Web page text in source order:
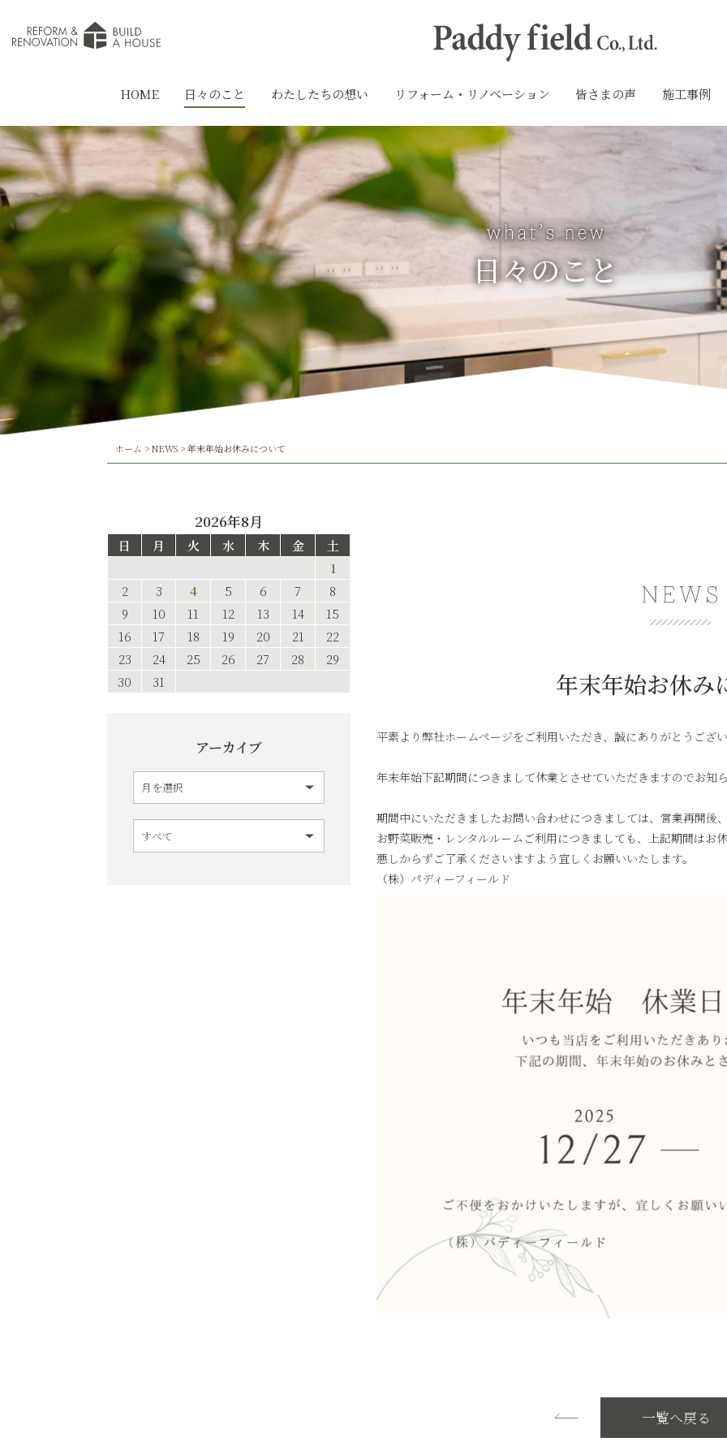
HOME 日々のこと わたしたちの想い リフォーム・リノベーション 皆さまの声 施工事例
日々のこと
ホーム >NEWS>年末年始お休みについて
年末年始お休み
平素より弊社ホームページをご利用いただき、誠にありがとうござ
年末年始下記期間につきまして休業とさせていただきますのでお知
期間中にいただきましたお問い合わせにつきましては、営業再開後
お野菜販売・レンタルルームご利用につきましても、上記期間はお
悪しからずご了承くださいますよう宜しくお願いいたします。
（株）パディーフィールド
一覧へ戻る
2026年8月
日 月 火 水 木 金
土
1
2
3 4 5 6 7
8
9
10 11 12 13 14
15
16
17 18 19 20 21
22
23
24 25 26 27 28
29
30
31
アーカイブ